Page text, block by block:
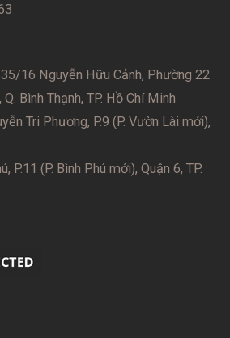
16 Nguyễn Hữu Cảnh, Phường 22
Bình Thạnh, TP. Hồ Chí Minh
Tri Phương, P.9 (P. Vườn Lài mới),
P.11 (P. Bình Phú mới), Quận 6, TP.